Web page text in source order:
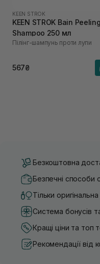
KEEN STROK
KEEN STROK Bain Peeling
Shampoo 250 мл
Пілінг-шампунь проти лупи
567₴
Безкоштовна
Безпечні способи
Тільки
Система бонусів
Кращі ціни та топ
Рекомендації від